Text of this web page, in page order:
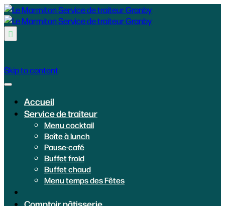

Skip to content
Accueil
Service de traiteur
Menu cocktail
Boîte à lunch
Pause-café
Buffet froid
Buffet chaud
Menu temps des Fêtes
Comptoir pâtisserie